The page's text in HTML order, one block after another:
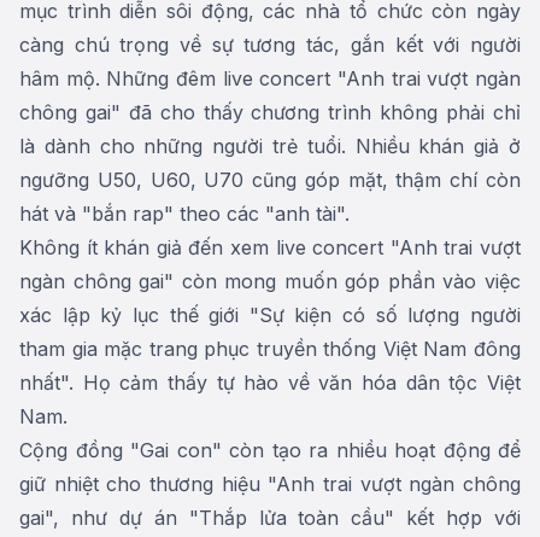
mục trình diễn sôi động, các nhà tổ chức còn ngày
càng chú trọng về sự tương tác, gắn kết với người
hâm mộ. Những đêm live concert "Anh trai vượt ngàn
chông gai" đã cho thấy chương trình không phải chỉ
là dành cho những người trẻ tuổi. Nhiều khán giả ở
ngưỡng U50, U60, U70 cũng góp mặt, thậm chí còn
hát và "bắn rap" theo các "anh tài".
Không ít khán giả đến xem live concert "Anh trai vượt
ngàn chông gai" còn mong muốn góp phần vào việc
xác lập kỷ lục thế giới "Sự kiện có số lượng người
tham gia mặc trang phục truyền thống Việt Nam đông
nhất". Họ cảm thấy tự hào về văn hóa dân tộc Việt
Nam.
Cộng đồng "Gai con" còn tạo ra nhiều hoạt động để
giữ nhiệt cho thương hiệu "Anh trai vượt ngàn chông
gai", như dự án "Thắp lửa toàn cầu" kết hợp với